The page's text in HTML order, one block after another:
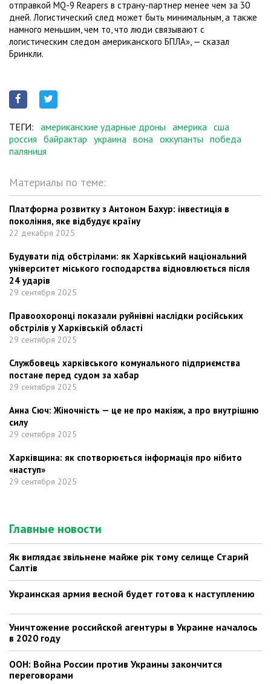
отправкой MQ-9 Reapers в страну-партнер менее чем за 30
дней. Логистический след может быть минимальным, а также
намного меньшим, чем то, что люди связывают с
логистическим следом американского БПЛА», — сказал
Бринкли.
ТЕГИ: американские ударные дроны америка сша
россия байрактар украина вона оккупанты победа
паляниця
Материалы по теме:
Платформа розвитку з Антоном Бахур: інвестиція в
покоління, яке відбудує країну
22 декабря 2025
Будувати під обстрілами: як Харківський національний
університет міського господарства відновлюється після
24 ударів
29 сентября 2025
Правоохоронці показали руйнівні наслідки російських
обстрілів у Харківській області
29 сентября 2025
Службовець харківського комунального підприємства
постане перед судом за хабар
29 сентября 2025
Анна Сюч: Жіночність — це не про макіяж, а про внутрішню
силу
29 сентября 2025
Харківщина: як спотворюється інформація про нібито
«наступ»
29 сентября 2025
Главные новости
Як виглядає звільнене майже рік тому селище Старий
Салтів
Украинская армия весной будет готова к наступлению
Уничтожение российской агентуры в Украине началось
в 2020 году
ООН: Война России против Украины закончится
переговорами